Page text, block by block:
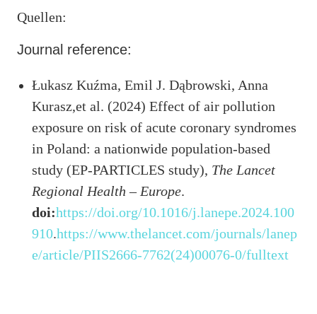
Quellen:
Journal reference:
Łukasz Kuźma, Emil J. Dąbrowski, Anna
Kurasz,et al. (2024) Effect of air pollution
exposure on risk of acute coronary syndromes
in Poland: a nationwide population-based
study (EP-PARTICLES study), The Lancet
Regional Health – Europe.
doi:https://doi.org/10.1016/j.lanepe.2024.100
910.https://www.thelancet.com/journals/lanep
e/article/PIIS2666-7762(24)00076-0/fulltext